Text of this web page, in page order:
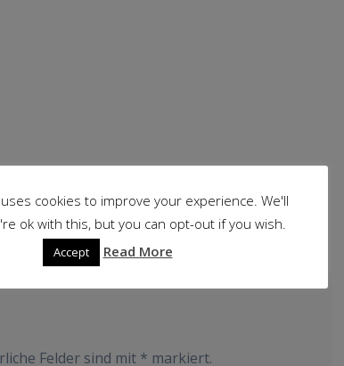
Felder sind mit * markiert.
cookies to improve your experience. We'll
ok with this, but you can opt-out if you wish.
Accept Read More